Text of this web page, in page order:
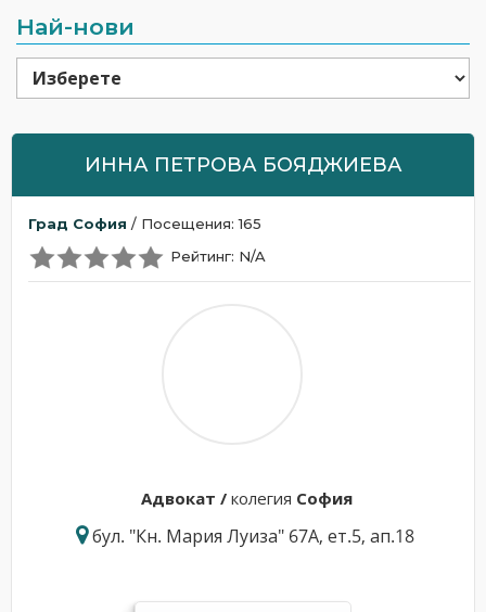
Най-нови
ИННА ПЕТРОВА БОЯДЖИЕВА
Град София / Посещения: 165
Рейтинг: N/A
Адвокат / колегия София
бул. "Кн. Мария Луиза" 67А, ет.5, ап.18